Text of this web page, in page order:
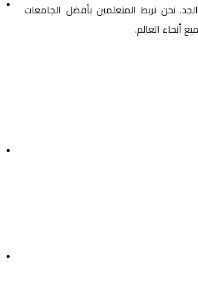
نحن نربط المتعلمين بأفضل الجامعات
أنحاء العالم.